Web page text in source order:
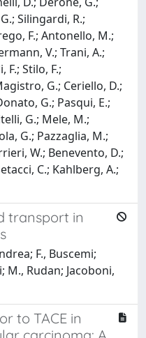
Silingardi, R.;
F.; Antonello, M.;
V.; Trani, A.;
F.; Stilo, F.;
G.; Ceriello, D.;
G.; Pasqui, E.;
G.; Mele, M.;
G.; Pazzaglia, M.;
W.; Benevento, D.;
C.; Kahlberg, A.;
transport in
F., Buscemi;
M., Rudan; Jacoboni,
to TACE in